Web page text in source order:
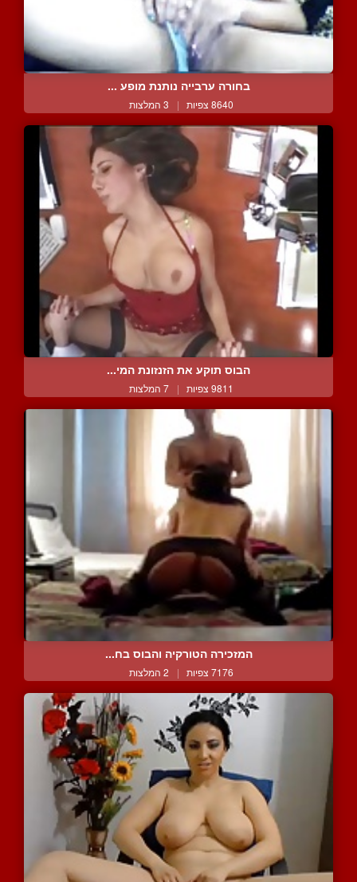
בחורה ערבייה נותנת מופע ...
8640 צפיות | 3 המלצות
הבוס תוקע את הזנזונת המי...
9811 צפיות | 7 המלצות
המזכירה הטורקיה והבוס בח...
7176 צפיות | 2 המלצות